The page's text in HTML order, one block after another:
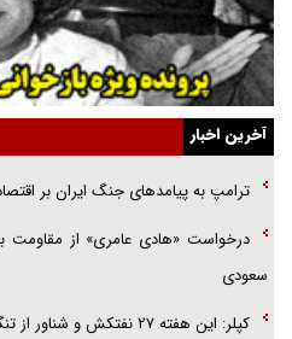
گفت‌وگو با خواهر یکی از شهدای جنگ
اهل خدمت بی‌منت بود
جزئیات شکنجه‌هایم فراتر از آن است که در
گزارش
تحلیل ابعاد پیام رهبر انقلاب به حزب‌الله/
آخرین اخبار
ترامپ به پیامدهای جنگ ایران بر
درخواست «هادی عامری» از مقاومت
سعودی
کپلر: این هفته ۲۷ نفتکش و شناور از تنگه هرمز تردد کردند